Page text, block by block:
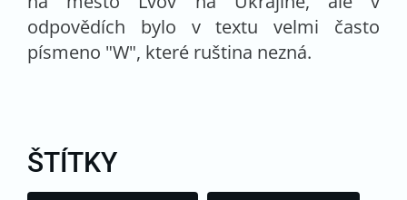
odpovědích bylo v textu velmi často
písmeno "W", které ruština nezná.
ŠTÍTKY